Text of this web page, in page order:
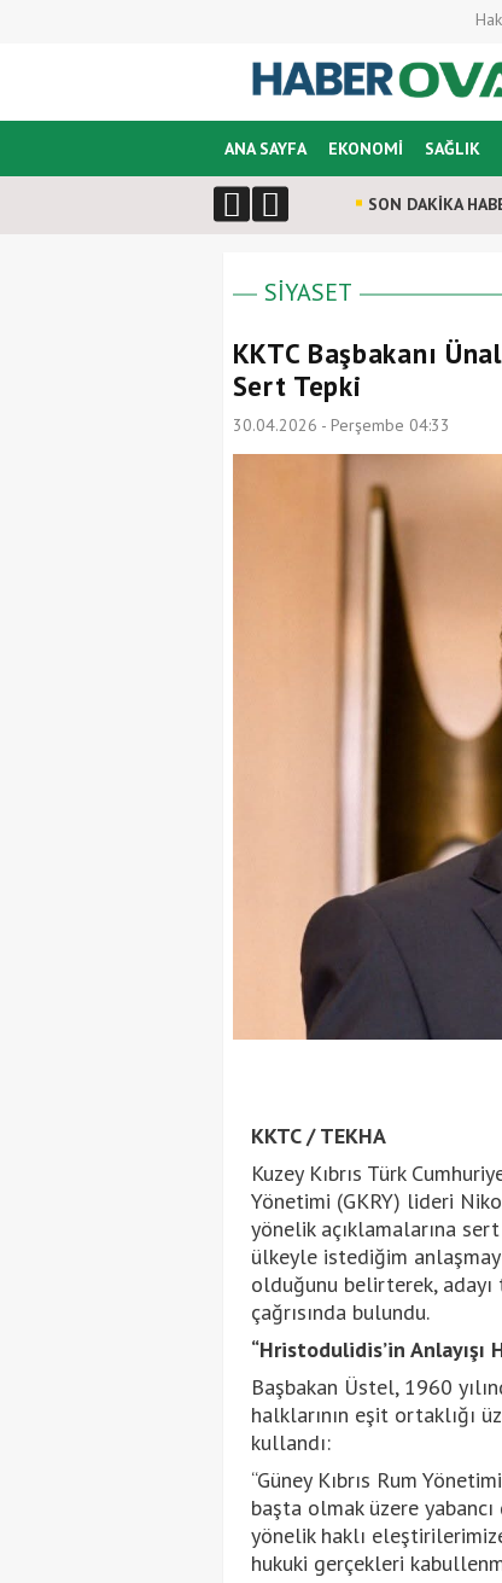
ANA SAYFA EKONOMİ SAĞLIK
SON DAKİKA
SİYASET
KKTC Başbakanı
Sert Tepki
30.04.2026 - Perşembe 04:33
KKTC / TEKHA
Kuzey Kıbrıs Türk
Yönetimi (GKRY) lideri
yönelik açıklamalarına
ülkeyle istediğim
olduğunu belirterek,
çağrısında bulundu.
“Hristodulidis’in Anlayışı
Başbakan Üstel, 1960
halklarının eşit ortaklığı
kullandı:
“Güney Kıbrıs Rum
başta olmak üzere
yönelik haklı
hukuki gerçekleri